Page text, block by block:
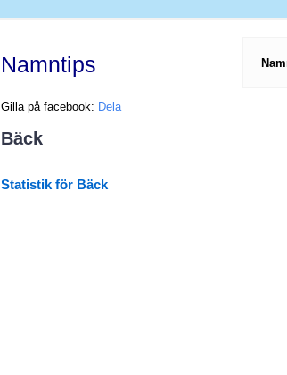
Namntips
Gilla på facebook: Dela
Bäck
Statistik för Bäck